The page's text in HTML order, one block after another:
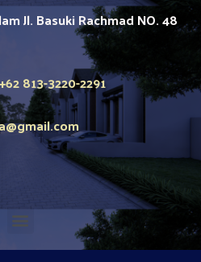
Jl. Basuki Rachmad NO. 48
+62 813-3220-2291
@gmail.com